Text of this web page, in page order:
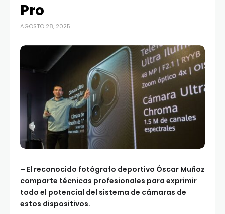
Pro
AGOSTO 28, 2025
– El reconocido fotógrafo deportivo Óscar Muñoz
comparte técnicas profesionales para exprimir
todo el potencial del sistema de cámaras de
estos dispositivos.